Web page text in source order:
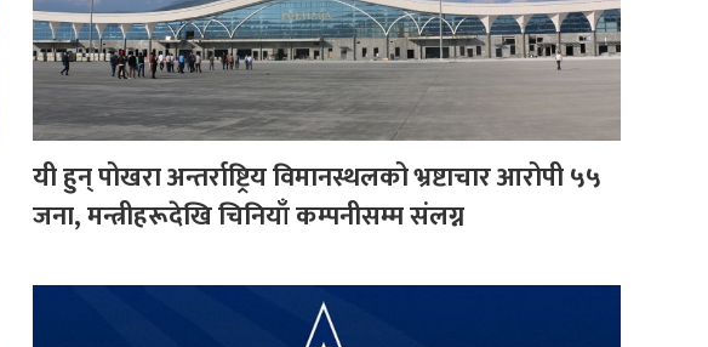
यी हुन् पोखरा अन्तर्राष्ट्रिय विमानस्थलको भ्रष्टाचार आरोपी ५५
जना, मन्त्रीहरूदेखि चिनियाँ कम्पनीसम्म संलग्न